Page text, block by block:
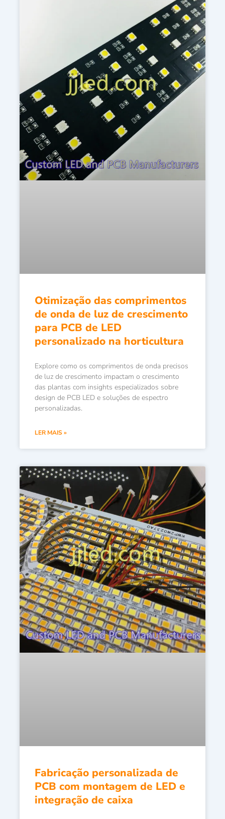
Otimização das comprimentos
de onda de luz de crescimento
para PCB de LED
personalizado na horticultura
Explore como os comprimentos de onda precisos
de luz de crescimento impactam o crescimento
das plantas com insights especializados sobre
design de PCB LED e soluções de espectro
personalizadas.
LER MAIS »
Fabricação personalizada de
PCB com montagem de LED e
integração de caixa